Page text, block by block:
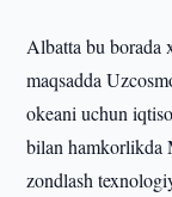
Albatta bu borada
maqsadda
okeani uchun
bilan hamkorlikda
zondlash